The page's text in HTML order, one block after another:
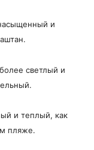
и
светлый и
и теплый, как
пляже.